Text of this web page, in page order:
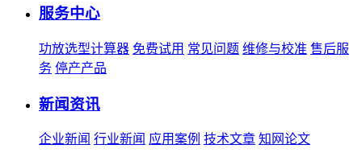
服务中心
功放选型计算器 免费试用 常见问题 维修与校准 售后服
务 停产产品
新闻资讯
企业新闻 行业新闻 应用案例 技术文章 知网论文